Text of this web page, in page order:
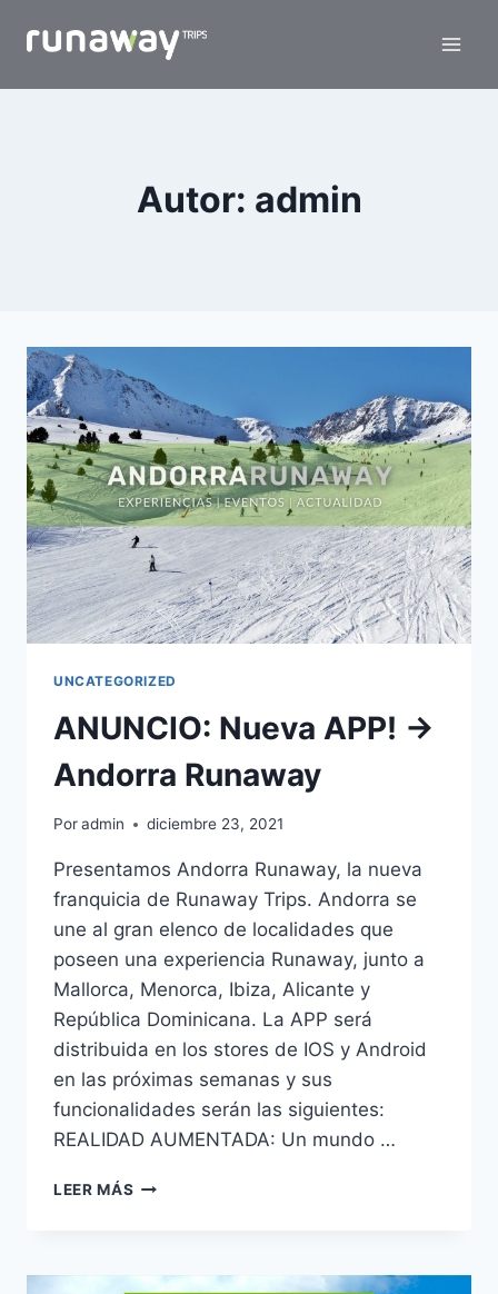
Autor: admin
UNCATEGORIZED
ANUNCIO: Nueva APP! ->
Andorra Runaway
Poradmin diciembre 23, 2021
Presentamos Andorra Runaway, la nueva
franquicia de Runaway Trips. Andorra se
une al gran elenco de localidades que
poseen una experiencia Runaway, junto a
Mallorca, Menorca, Ibiza, Alicante y
República Dominicana. La APP será
distribuida en los stores de IOS y Android
en las próximas semanas y sus
funcionalidades serán las siguientes:
REALIDAD AUMENTADA: Un mundo …
LEER MÁS